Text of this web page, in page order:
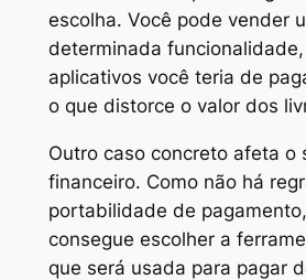
escolha. Você pode vender
determinada
aplicativos você teria de
o que distorce o valor dos
Outro caso concreto afeta o
financeiro. Como não há
portabilidade de
consegue escolher a
que será usada para pagar